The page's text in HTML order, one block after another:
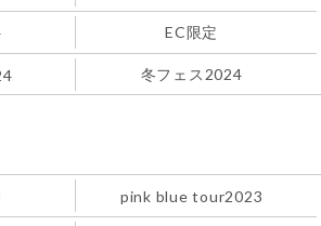
EC限定
冬フェス2024
pink blue tour2023